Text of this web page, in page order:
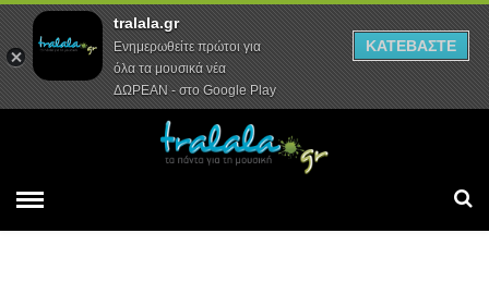
Αρχική Συνεντεύξεις Ρεπορτάζ
tralala.gr
Ενημερωθείτε πρώτοι για
όλα τα μουσικά νέα
ΔΩΡΕΑΝ - στο Google Play
ΚΑΤΕΒΑΣΤΕ